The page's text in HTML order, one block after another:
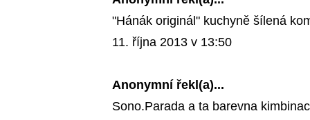
"Hánák originál" kuchyně šílená
11. října 2013 v 13:50
Anonymní řekl(a)...
Sono.Parada a ta barevna